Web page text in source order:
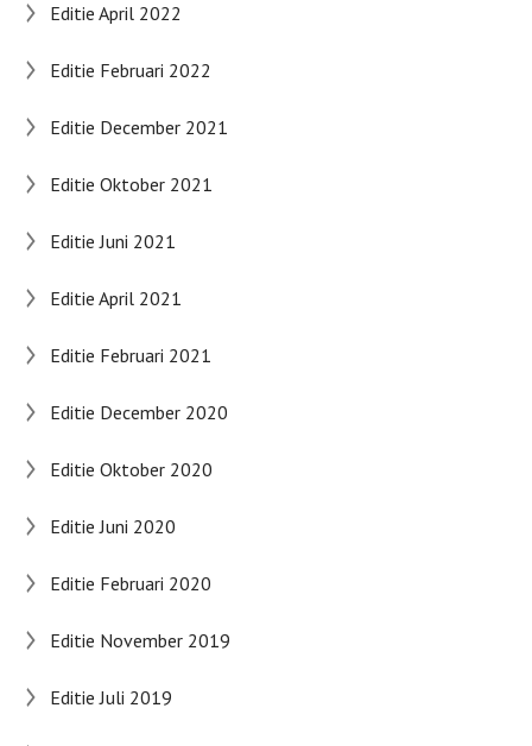
Editie April 2022
Editie Februari 2022
Editie December 2021
Editie Oktober 2021
Editie Juni 2021
Editie April 2021
Editie Februari 2021
Editie December 2020
Editie Oktober 2020
Editie Juni 2020
Editie Februari 2020
Editie November 2019
Editie Juli 2019